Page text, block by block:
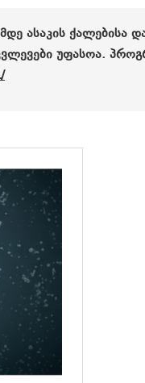
ᲐᲡᲐᲙᲘᲡ ᲥᲐᲚᲔᲑᲘᲡᲐ
ᲣᲤᲐᲡᲝᲐ.